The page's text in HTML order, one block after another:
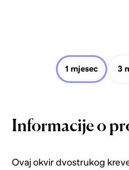
1 mjesec 3
Informacije o
Ovaj okvir dvostrukog